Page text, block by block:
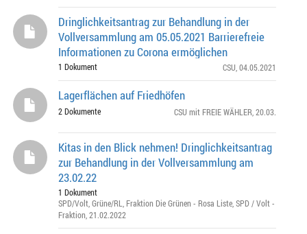
Dringlichkeitsantrag zur Behandlung in der
Vollversammlung am 05.05.2021 Barrierefreie
Informationen zu Corona ermöglichen
1 Dokument CSU , 04.05.2021
Lagerflächen auf Friedhöfen
2 Dokumente CSU mit FREIE WÄHLER , 20.03.
Kitas in den Blick nehmen! Dringlichkeitsantrag
zur Behandlung in der Vollversammlung am
23.02.22
1 Dokument
SPD/Volt Grüne/RL Fraktion Die Grünen - Rosa Liste SPD / Volt -
Fraktion , 21.02.2022